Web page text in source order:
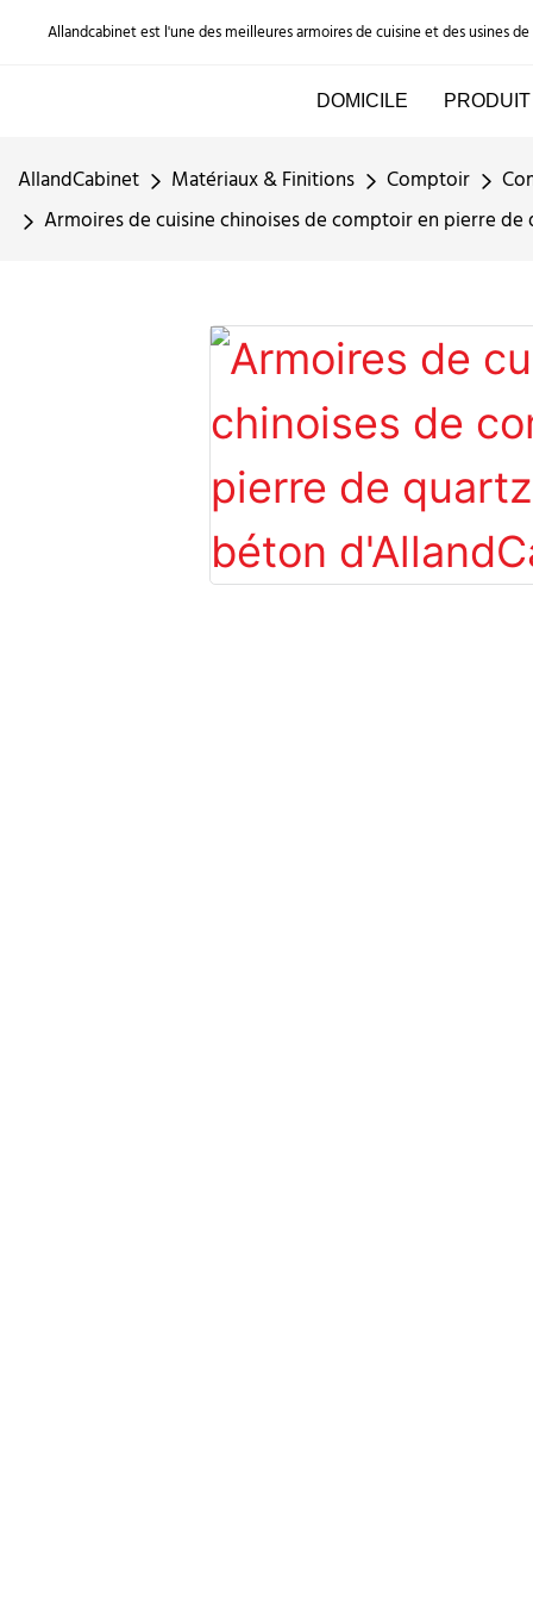
Allandcabinet est l'une des meilleures armoires de cuisine et des usines
DOMICILE PRODUIT
AllandCabinet Matériaux & Finitions Comptoir
Armoires de cuisine chinoises de comptoir en pierre